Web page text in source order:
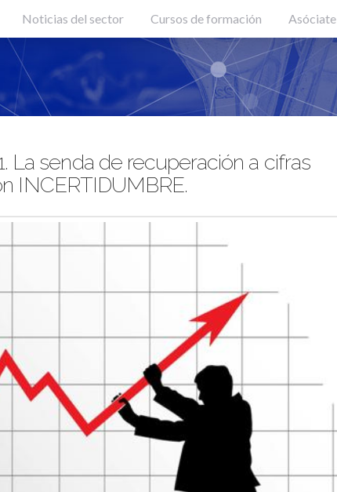
Noticias del sector Cursos de formación Asóciate
La senda de recuperación a cifras
INCERTIDUMBRE.